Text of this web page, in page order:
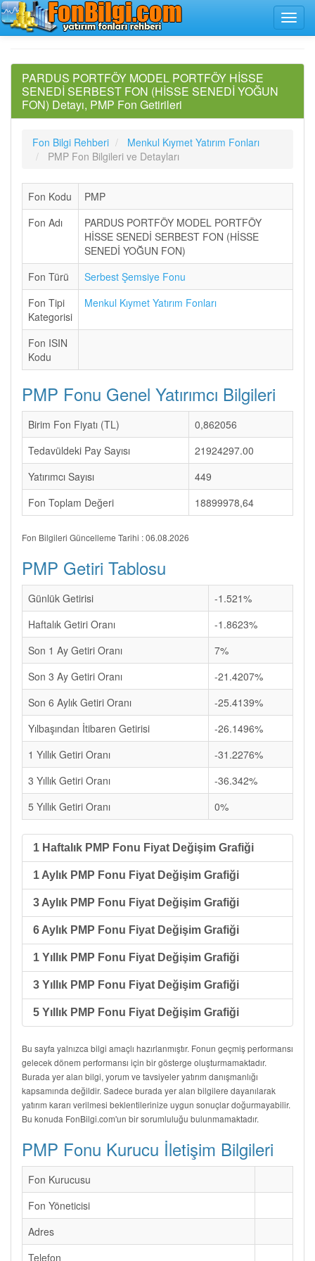
PARDUS PORTFÖY MODEL PORTFÖY HİSSE
SENEDİ SERBEST FON (HİSSE SENEDİ YOĞUN
FON) Detayı, PMP Fon Getirileri
Fon Bilgi Rehberi
Menkul Kıymet Yatırım Fonları
PMP Fon Bilgileri ve Detayları
Fon Kodu
PMP
Fon Adı
PARDUS PORTFÖY MODEL PORTFÖY
HİSSE SENEDİ SERBEST FON (HİSSE
SENEDİ YOĞUN FON)
Fon Türü
Serbest Şemsiye Fonu
Fon Tipi
Kategorisi
Menkul Kıymet Yatırım Fonları
Fon ISIN
Kodu
PMP Fonu Genel Yatırımcı Bilgileri
Birim Fon Fiyatı (TL)
0,862056
Tedavüldeki Pay Sayısı
21924297.00
Yatırımcı Sayısı
449
Fon Toplam Değeri
18899978,64
Fon Bilgileri Güncelleme Tarihi : 06.08.2026
PMP Getiri Tablosu
Günlük Getirisi
-1.521%
Haftalık Getiri Oranı
-1.8623%
Son 1 Ay Getiri Oranı
7%
Son 3 Ay Getiri Oranı
-21.4207%
Son 6 Aylık Getiri Oranı
-25.4139%
Yılbaşından İtibaren Getirisi
-26.1496%
1 Yıllık Getiri Oranı
-31.2276%
3 Yıllık Getiri Oranı
-36.342%
5 Yıllık Getiri Oranı
0%
1 Haftalık PMP Fonu Fiyat Değişim Grafiği
1 Aylık PMP Fonu Fiyat Değişim Grafiği
3 Aylık PMP Fonu Fiyat Değişim Grafiği
6 Aylık PMP Fonu Fiyat Değişim Grafiği
1 Yıllık PMP Fonu Fiyat Değişim Grafiği
3 Yıllık PMP Fonu Fiyat Değişim Grafiği
5 Yıllık PMP Fonu Fiyat Değişim Grafiği
Bu sayfa yalnızca bilgi amaçlı hazırlanmıştır. Fonun geçmiş performansı
gelecek dönem performansı için bir gösterge oluşturmamaktadır.
Burada yer alan bilgi, yorum ve tavsiyeler yatırım danışmanlığı
kapsamında değildir. Sadece burada yer alan bilgilere dayanılarak
yatırım kararı verilmesi beklentilerinize uygun sonuçlar doğurmayabilir.
Bu konuda FonBilgi.com'un bir sorumluluğu bulunmamaktadır.
PMP Fonu Kurucu İletişim Bilgileri
Fon Kurucusu
Fon Yöneticisi
Adres
Telefon